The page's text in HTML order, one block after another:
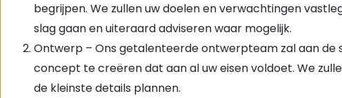
begrijpen. We zullen uw doelen en verwachtingen
slag gaan en uiteraard adviseren waar mogelijk.
Ontwerp – Ons getalenteerde ontwerpteam zal aan de
concept te creëren dat aan al uw eisen voldoet. We
de kleinste details plannen.